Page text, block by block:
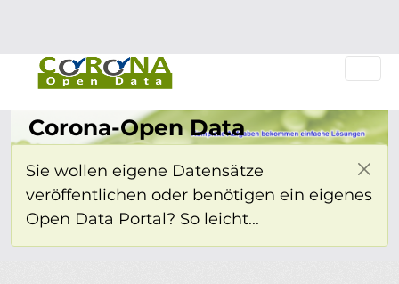
Corona-Open Data
Sie wollen eigene Datensätze
veröffentlichen oder benötigen ein eigenes
Open Data Portal? So leicht...